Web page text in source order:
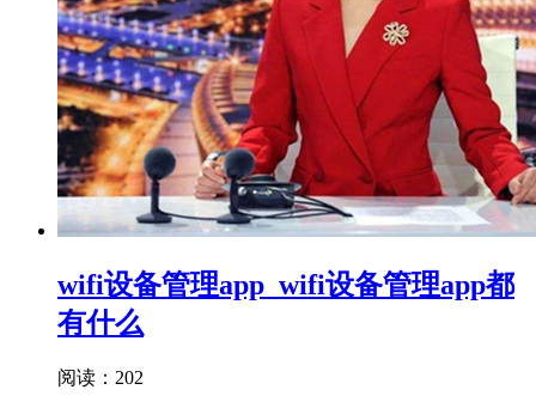
wifi设备管理app_wifi设备管理app都
有什么
阅读：202